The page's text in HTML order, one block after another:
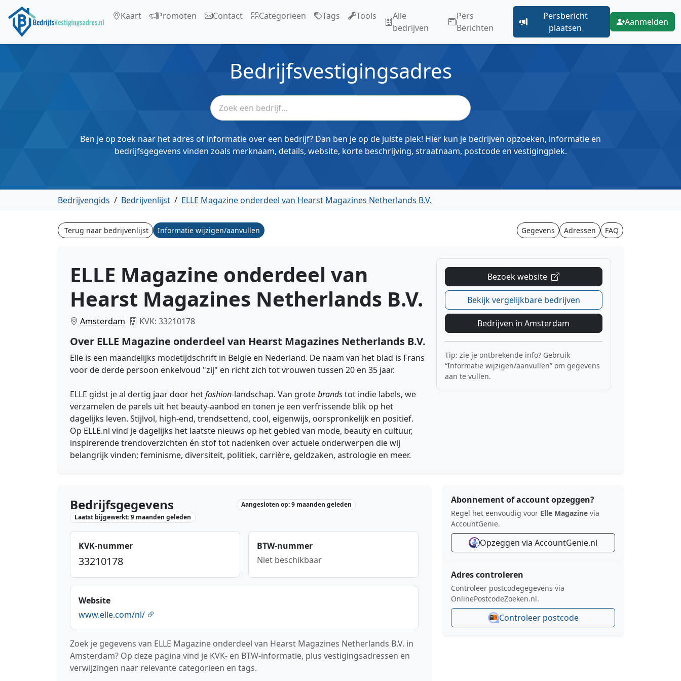
Kaart Promoten Contact Categorieën Tags Tools
Alle
bedrijven
Pers
Berichten
Persbericht
plaatsen
Aanmelden
Bedrijfsvestigingsadres
Ben je op zoek naar het adres of informatie over een bedrijf? Dan ben je op de juiste plek! Hier kun je bedrijven opzoeken, informatie en
bedrijfsgegevens vinden zoals merknaam, details, website, korte beschrijving, straatnaam, postcode en vestigingplek.
Bedrijvengids / Bedrijvenlijst / ELLE Magazine onderdeel van Hearst Magazines Netherlands B.V.
Terug naar bedrijvenlijst Informatie wijzigen/aanvullen Gegevens Adressen FAQ
ELLE Magazine onderdeel van
Hearst Magazines Netherlands B.V.
Amsterdam KVK: 33210178
Over ELLE Magazine onderdeel van Hearst Magazines Netherlands B.V.
Elle is een maandelijks modetijdschrift in België en Nederland. De naam van het blad is Frans
voor de derde persoon enkelvoud "zij" en richt zich tot vrouwen tussen 20 en 35 jaar.
ELLE gidst je al dertig jaar door hetfashion-landschap. Van grotebrandstot indie labels, we
verzamelen de parels uit het beauty-aanbod en tonen je een verfrissende blik op het
dagelijks leven. Stijlvol, high-end, trendsettend, cool, eigenwijs, oorspronkelijk en positief.
Op ELLE.nl vind je dagelijks het laatste nieuws op het gebied van mode, beauty en cultuur,
inspirerende trendoverzichten én stof tot nadenken over actuele onderwerpen die wij
belangrijk vinden; feminisme, diversiteit, politiek, carrière, geldzaken, astrologie en meer.
Bezoek website
Bekijk vergelijkbare bedrijven
Bedrijven in Amsterdam
Tip: zie je ontbrekende info? Gebruik
“Informatie wijzigen/aanvullen” om gegevens
aan te vullen.
Bedrijfsgegevens
Aangesloten op: 9 maanden geleden
Laatst bijgewerkt: 9 maanden geleden
KVK-nummer
33210178
BTW-nummer
Niet beschikbaar
Website
www.elle.com/nl/
Zoek je gegevens van ELLE Magazine onderdeel van Hearst Magazines Netherlands B.V. in
Amsterdam? Op deze pagina vind je KVK- en BTW-informatie, plus vestigingsadressen en
verwijzingen naar relevante categorieën en tags.
Abonnement of account opzeggen?
Regel het eenvoudig voor Elle Magazine via
AccountGenie.
Opzeggen via AccountGenie.nl
Adres controleren
Controleer postcodegegevens via
OnlinePostcodeZoeken.nl.
Controleer postcode